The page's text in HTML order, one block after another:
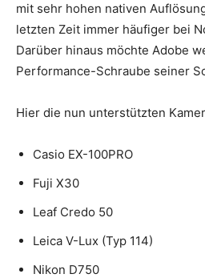
mit sehr hohen nativen
letzten Zeit immer häufiger bei
Darüber hinaus möchte Adobe
Performance-Schraube seiner
Hier die nun unterstützten
Casio EX-100PRO
Fuji X30
Leaf Credo 50
Leica V-Lux (Typ 114)
Nikon D750